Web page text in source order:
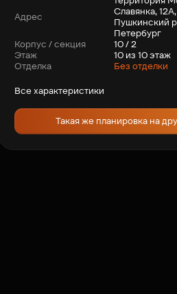
Адрес
Славянка,
Пушкинский
Петербург
Корпус / секция
10 / 2
Этаж
10 из 10 этаж
Отделка
Без отделки
Все характеристики
Такая же планировка на